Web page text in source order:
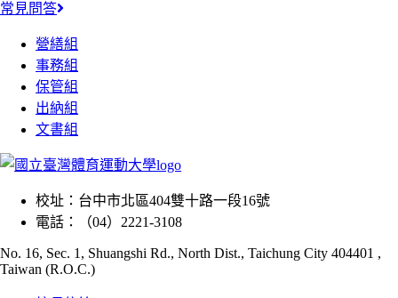
常見問答
營繕組
事務組
保管組
出納組
文書組
校址： 台中市北區404雙十路一段16號
電話：
（04）2221-3108
No. 16, Sec. 1, Shuangshi Rd., North Dist., Taichung City 404401 ,
Taiwan (R.O.C.)